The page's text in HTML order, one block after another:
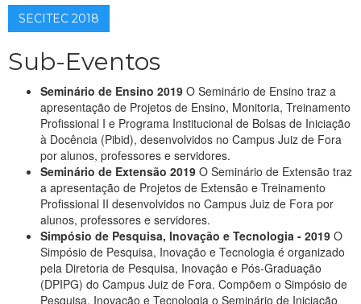
SECITEC 2018
Sub-Eventos
Seminário de Ensino 2019 O Seminário de Ensino traz a
apresentação de Projetos de Ensino, Monitoria, Treinamento
Profissional I e Programa Institucional de Bolsas de Iniciação
à Docência (Pibid), desenvolvidos no Campus Juiz de Fora
por alunos, professores e servidores.
Seminário de Extensão 2019 O Seminário de Extensão traz
a apresentação de Projetos de Extensão e Treinamento
Profissional II desenvolvidos no Campus Juiz de Fora por
alunos, professores e servidores.
Simpósio de Pesquisa, Inovação e Tecnologia - 2019 O
Simpósio de Pesquisa, Inovação e Tecnologia é organizado
pela Diretoria de Pesquisa, Inovação e Pós-Graduação
(DPIPG) do Campus Juiz de Fora. Compõem o Simpósio de
Pesquisa, Inovação e Tecnologia o Seminário de Iniciação